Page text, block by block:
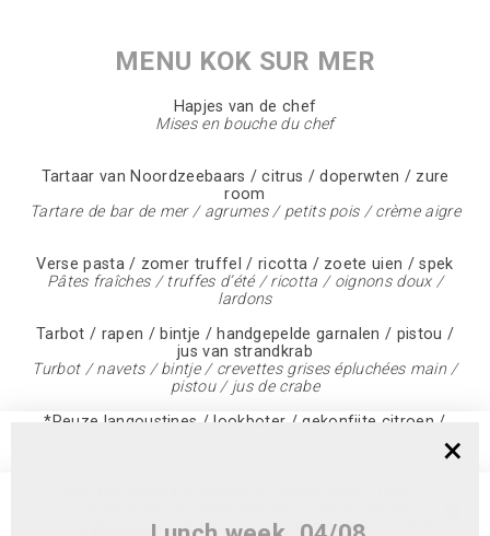
MENU KOK SUR MER
Hapjes van de chef
Mises en bouche du chef
Tartaar van Noordzeebaars / citrus / doperwten / zure
room
Tartare de bar de mer / agrumes / petits pois / crème aigre
Verse pasta / zomer truffel / ricotta / zoete uien / spek
Pâtes fraîches / truffes d’été / ricotta / oignons doux /
lardons
Tarbot / rapen / bintje / handgepelde garnalen / pistou /
jus van strandkrab
Turbot / navets / bintje / crevettes grises épluchées main /
pistou / jus de crabe
*Reuze langoustines / lookboter / gekonfijte citroen /
*Grosses langoustines / beurre d’ail / citron confit / thym*
Filet pur Blonde d’Aquitaine / aubergines / miso / millefeuille
×